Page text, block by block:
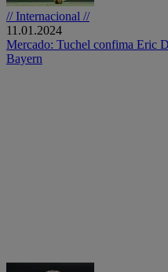
// Internacional //
11.01.2024
Mercado: Tuchel confima Eric
Bayern